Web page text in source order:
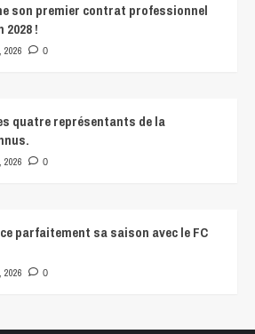
son premier contrat professionnel
2028 !
2026 0
quatre représentants de la
2026 0
parfaitement sa saison avec le FC
2026 0